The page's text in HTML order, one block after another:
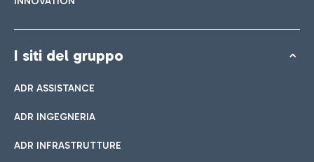
I siti del gruppo
ADR ASSISTANCE
ADR INGEGNERIA
ADR INFRASTRUTTURE